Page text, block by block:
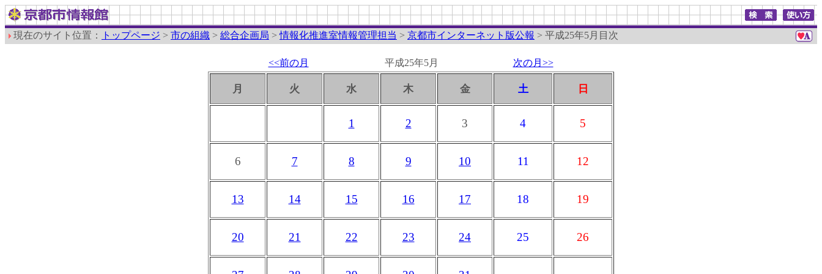
現在のサイト位置： トップページ > 市の組織 > 総合企画局 >情報化推進室情報管理担当 > 京都市インターネット版公報 > 平成25年5月目次
<<前の月 平成25年5月 次の月>>
月 火 水 木 金 土 日
1 2 3 4 5
6 7 8 9 10 11 12
13 14 15 16 17 18 19
20 21 22 23 24 25 26